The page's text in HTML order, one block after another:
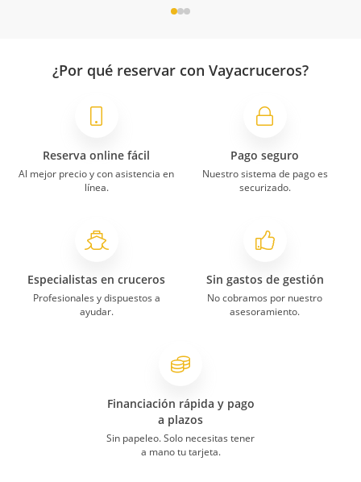
¿Por qué reservar con Vayacruceros?
Reserva online fácil
Al mejor precio y con asistencia en
línea.
Pago seguro
Nuestro sistema de pago es
securizado.
Especialistas en cruceros
Profesionales y dispuestos a
ayudar.
Sin gastos de gestión
No cobramos por nuestro
asesoramiento.
Financiación rápida y pago
a plazos
Sin papeleo. Solo necesitas tener
a mano tu tarjeta.